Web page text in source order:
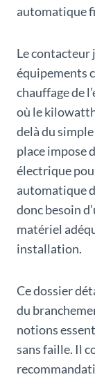
automatique
Le
équipements
chauffage de
où le
delà du
place impose
électrique
automatique
donc besoin
matériel
installation.
Ce dossier
du
notions
sans faille. Il